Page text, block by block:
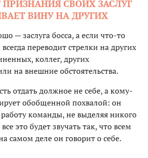
ПРИЗНАНИЯ СВОИХ ЗАСЛУГ
ВИНУ НА ДРУГИХ
— заслуга босса, а если что-то
переводит стрелки на других
коллег, других
на внешние обстоятельства.
отдать должное не себе, а кому-
обобщенной похвалой: он
команды, не выделяя никого
это будет звучать так, что всем
самом деле он говорит о себе.